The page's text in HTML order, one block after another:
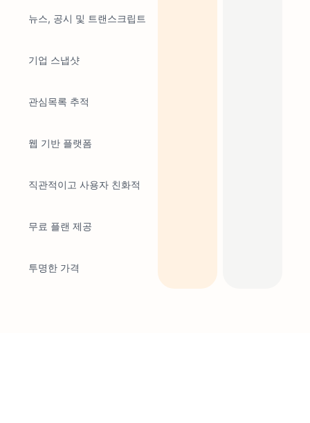
뉴스, 공시 및 트랜스크립트
기업 스냅샷
관심목록 추적
웹 기반 플랫폼
직관적이고 사용자 친화적
무료 플랜 제공
투명한 가격